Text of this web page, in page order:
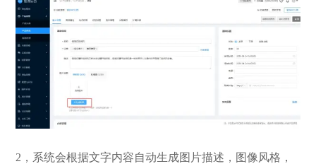
2，系统会根据文字内容自动生成图片描述，图像风格，